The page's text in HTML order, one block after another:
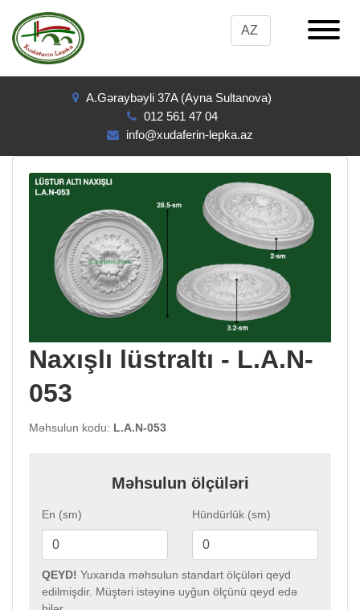
A.Gəraybəyli 37A (Ayna Sultanova)
012 561 47 04
info@xudaferin-lepka.az
Naxışlı lüstraltı - L.A.N-
053
Məhsulun kodu: L.A.N-053
Məhsulun ölçüləri
En (sm) Hündürlük (sm)
QEYD! Yuxarıda məhsulun standart ölçüləri qeyd
edilmişdir. Müştəri istəyinə uyğun ölçünü qeyd edə